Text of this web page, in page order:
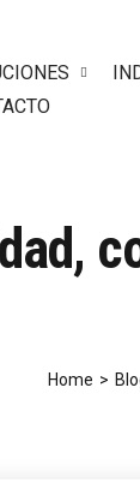
Home >